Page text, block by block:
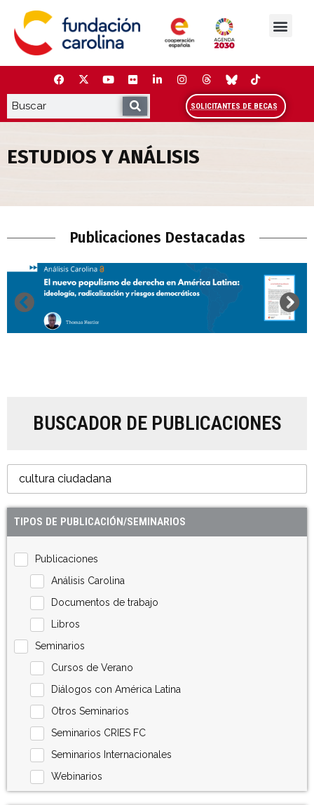
contenido
SOLICITANTES DE BECAS
ESTUDIOS Y ANÁLISIS
Publicaciones Destacadas
BUSCADOR DE PUBLICACIONES
TIPOS DE PUBLICACIÓN/SEMINARIOS
Publicaciones
Análisis Carolina
Documentos de trabajo
Libros
Seminarios
Cursos de Verano
Diálogos con América Latina
Otros Seminarios
Seminarios CRIES FC
Seminarios Internacionales
Webinarios